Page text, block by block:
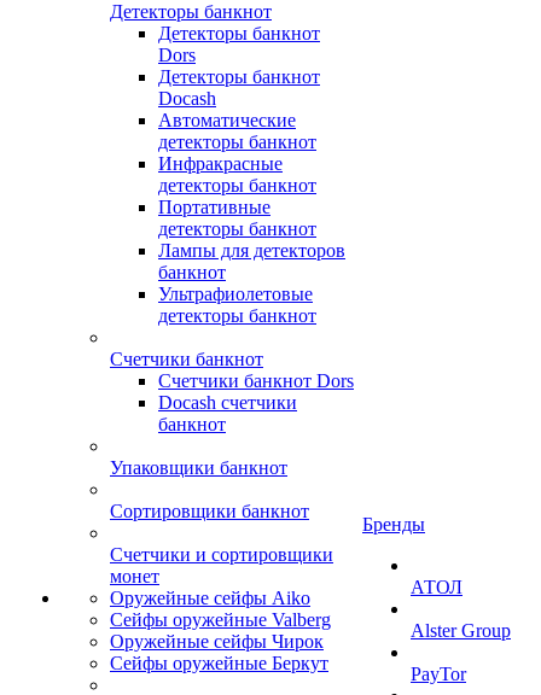
Детекторы банкнот
Детекторы банкнот
Dors
Детекторы банкнот
Docash
Автоматические
детекторы банкнот
Инфракрасные
детекторы банкнот
Портативные
детекторы банкнот
Лампы для детекторов
банкнот
Ультрафиолетовые
детекторы банкнот
Счетчики банкнот
Счетчики банкнот Dors
Docash счетчики
банкнот
Упаковщики банкнот
Сортировщики банкнот
Счетчики и сортировщики
монет
Оружейные сейфы Aiko
Сейфы оружейные Valberg
Оружейные сейфы Чирок
Сейфы оружейные Беркут
Бренды
АТОЛ
Alster Group
PayTor